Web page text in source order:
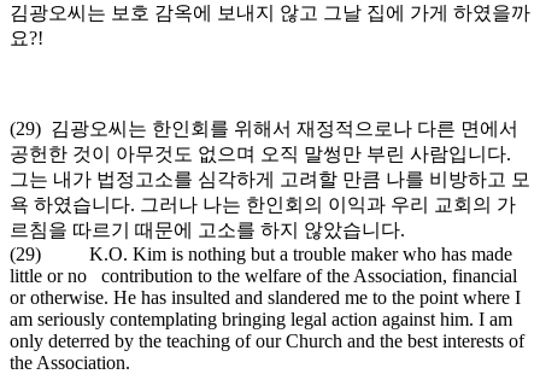
김광오씨는 보호 감옥에 보내지 않고 그날 집에 가게 하였을까
요?!
(29) 김광오씨는 한인회를 위해서 재정적으로나 다른 면에서
공헌한 것이 아무것도 없으며 오직 말썽만 부린 사람입니다.
그는 내가 법정고소를 심각하게 고려할 만큼 나를 비방하고 모
욕 하였습니다. 그러나 나는 한인회의 이익과 우리 교회의 가
르침을 따르기 때문에 고소를 하지 않았습니다.
(29) K.O. Kim is nothing but a trouble maker who has made
little or no contribution to the welfare of the Association, financial
or otherwise. He has insulted and slandered me to the point where I
am seriously contemplating bringing legal action against him. I am
only deterred by the teaching of our Church and the best interests of
the Association.